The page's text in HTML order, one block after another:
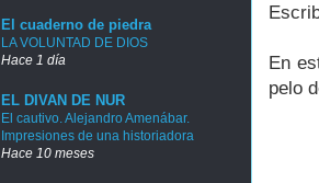
En
pelo
El cuaderno de piedra
LA VOLUNTAD DE DIOS
Hace 1 día
EL DIVAN DE NUR
El cautivo. Alejandro Amenábar.
Impresiones de una historiadora
Hace 10 meses